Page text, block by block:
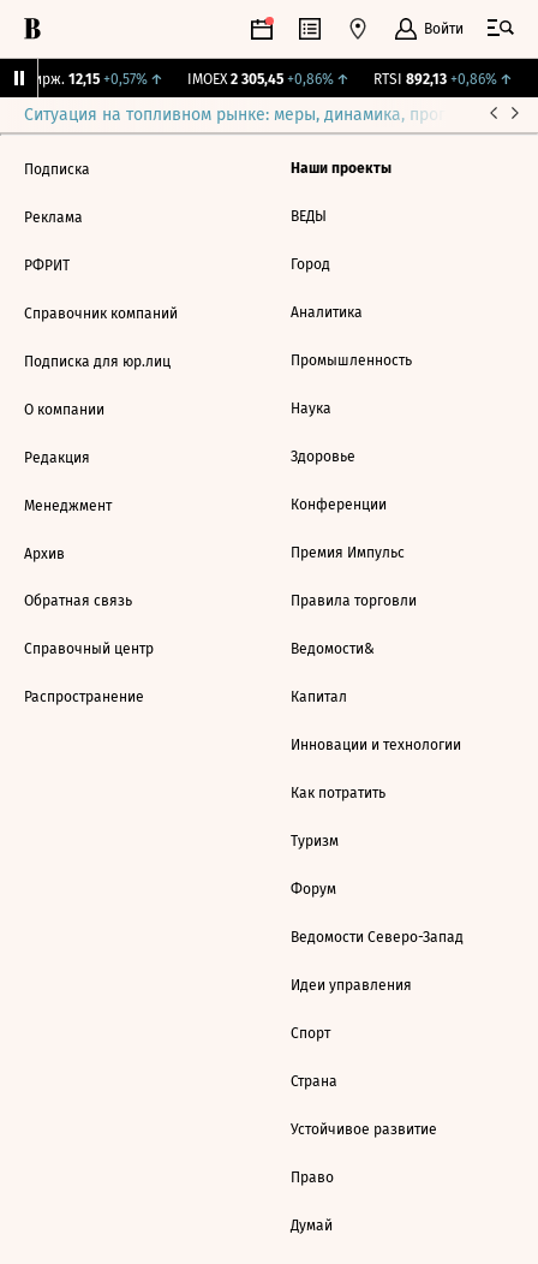
Войти
Бирж. 12,15 +0,57%↑ IMOEX 2 305,45 +0,86%↑ RTSI 892,13 +0,86%↑
Ситуация на топливном рынке: меры, динамика, прогнозы
Подписка
Реклама
РФРИТ
Справочник компаний
Подписка для юр.лиц
О компании
Редакция
Менеджмент
Архив
Обратная связь
Справочный центр
Распространение
Наши проекты
ВЕДЫ
Город
Аналитика
Промышленность
Наука
Здоровье
Конференции
Премия Импульс
Правила торговли
Ведомости&
Капитал
Инновации и технологии
Как потратить
Туризм
Форум
Ведомости Северо-Запад
Идеи управления
Спорт
Страна
Устойчивое развитие
Право
Думай